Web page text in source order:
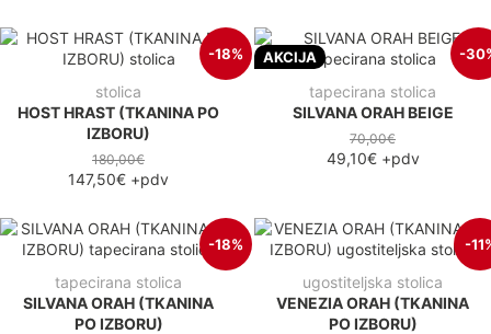
-18%
stolica
HOST HRAST (TKANINA PO
IZBORU)
180,00€
147,50€ +pdv
AKCIJA -
tapecirana stolica
SILVANA ORAH BEIGE
70,00€
49,10€+pdv
-18%
tapecirana stolica
SILVANA ORAH (TKANINA
PO IZBORU)
-
ugostiteljska stolica
VENEZIA ORAH (TKANINA
PO IZBORU)